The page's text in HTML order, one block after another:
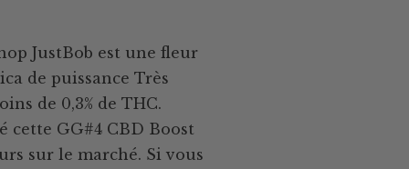
JustBob est une fleur
de puissance Très
de 0,3% de THC.
cette GG#4 CBD Boost
sur le marché. Si vous